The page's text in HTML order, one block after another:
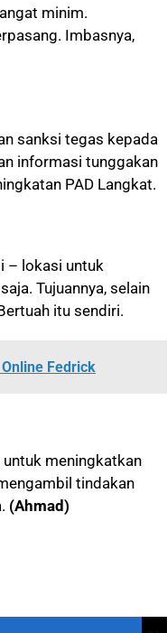
minim.
Imbasnya,
sanksi tegas kepada
informasi tunggakan
PAD Langkat.
– lokasi untuk
Tujuannya, selain
itu sendiri.
Fedrick
untuk meningkatkan
tindakan
(Ahmad)